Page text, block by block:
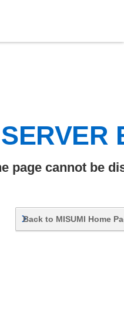
page cannot be
Back to MISUMI Home